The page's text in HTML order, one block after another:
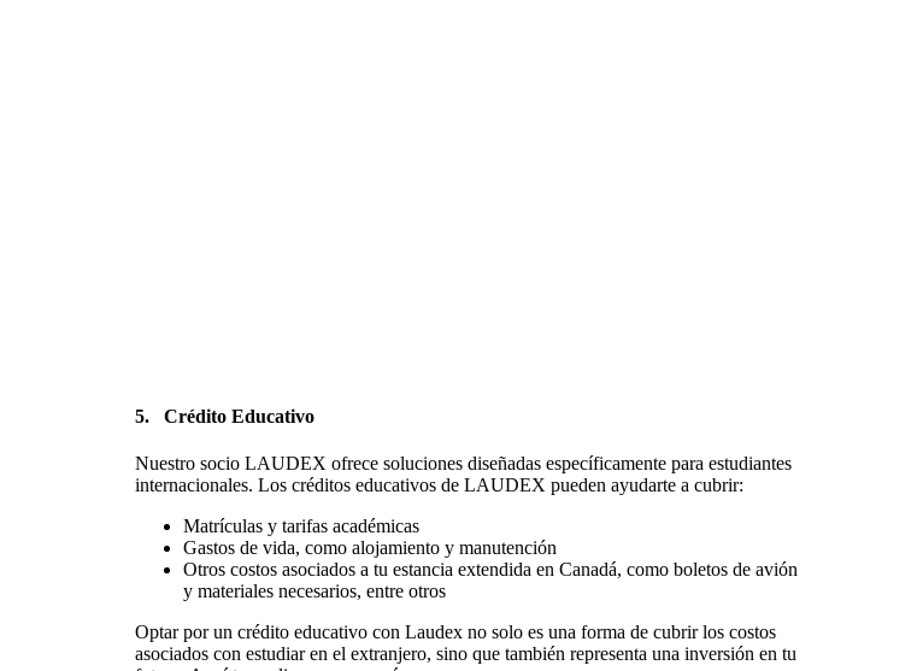
5. Crédito Educativo
Nuestro socio LAUDEX ofrece soluciones diseñadas específicamente para estudiantes
internacionales. Los créditos educativos de LAUDEX pueden ayudarte a cubrir:
Matrículas y tarifas académicas
Gastos de vida, como alojamiento y manutención
Otros costos asociados a tu estancia extendida en Canadá, como boletos de avión
y materiales necesarios, entre otros
Optar por un crédito educativo con Laudex no solo es una forma de cubrir los costos
asociados con estudiar en el extranjero, sino que también representa una inversión en tu